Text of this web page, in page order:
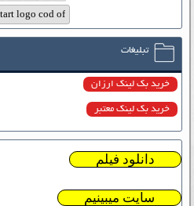
تبلیغات
خرید بک لینک ارزان
خرید بک لینک معتبر
دانلود فیلم
سایت میبینیم